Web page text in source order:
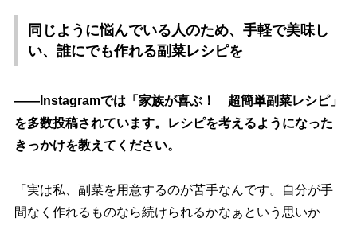
同じように悩んでいる人のため、手軽で美味し
い、誰にでも作れる副菜レシピを
――Instagramでは「家族が喜ぶ！ 超簡単副菜レシピ」
を多数投稿されています。レシピを考えるようになった
きっかけを教えてください。
「実は私、副菜を用意するのが苦手なんです。自分が手
間なく作れるものなら続けられるかなぁという思いか